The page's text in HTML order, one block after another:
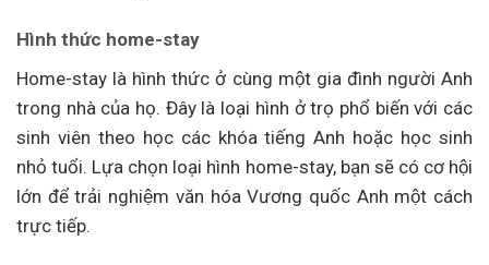
Hình thức home-stay
Home-stay là hình thức ở cùng một gia đình người Anh
trong nhà của họ. Đây là loại hình ở trọ phổ biến với các
sinh viên theo học các khóa tiếng Anh hoặc học sinh
nhỏ tuổi. Lựa chọn loại hình home-stay, bạn sẽ có cơ hội
lớn để trải nghiệm văn hóa Vương quốc Anh một cách
trực tiếp.